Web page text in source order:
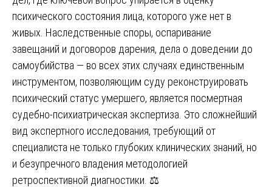
психического состояния лица, которого уже нет в
живых. Наследственные споры, оспаривание
завещаний и договоров дарения, дела о доведении до
самоубийства — во всех этих случаях единственным
инструментом, позволяющим суду реконструировать
психический статус умершего, является посмертная
судебно-психиатрическая экспертиза. Это сложнейший
вид экспертного исследования, требующий от
специалиста не только глубоких клинических знаний, но
и безупречного владения методологией
ретроспективной диагностики. ⚖️